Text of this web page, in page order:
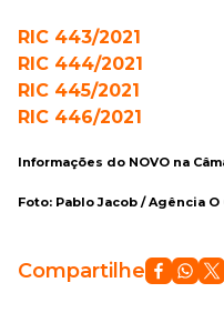
RIC 443/2021
RIC 444/2021
RIC 445/2021
RIC 446/2021
Informações do NOVO na
Foto: Pablo Jacob / Agência O
Compartilhe